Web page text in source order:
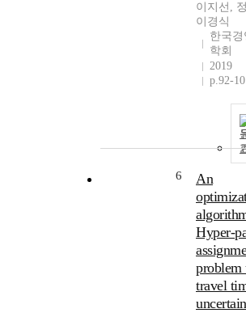
이지선,
이경식
한국
학회
2019
p.92-
6
An
Hyper-
problem
travel